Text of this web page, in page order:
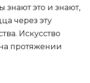
знают это и знают,
через эту
Искусство
протяжении